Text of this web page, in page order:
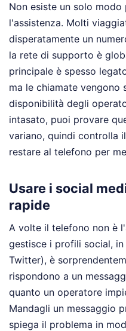
Non esiste un solo
l'assistenza. Molti
disperatamente un
la rete di supporto è
principale è spesso
ma le chiamate vengono
disponibilità degli
intasato, puoi provare
variano, quindi controlla
restare al telefono per
Usare i social
rapide
A volte il telefono non è
gestisce i profili social,
Twitter), è
rispondono a un
quanto un operatore
Mandagli un messaggio
spiega il problema in